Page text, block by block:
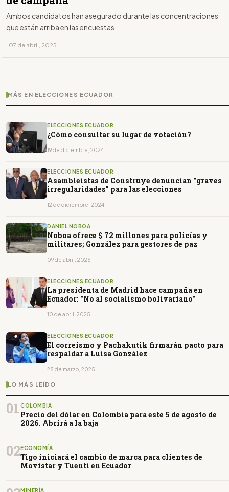
Ambos candidatos han asegurado durante las concentraciones
que están arriba en las encuestas
· 07 de abril, 2025
MÁS EN ELECCIONES ECUADOR
ELECCIONES ECUADOR
¿Cómo consultar su lugar de votación?
19 de diciembre, 2024
ELECCIONES ECUADOR
Asambleístas de Construye denuncian "graves
irregularidades" para las elecciones
12 de diciembre, 2024
DANIEL NOBOA
Noboa ofrece $ 72 millones para policías y
militares; González para gestores de paz
09 de abril, 2025
ELECCIONES ECUADOR
La presidenta de Madrid hace campaña en
Ecuador: "No al socialismo bolivariano"
10 de abril, 2025
ELECCIONES ECUADOR
El correísmo y Pachakutik firmarán pacto para
respaldar a Luisa González
28 de marzo, 2025
LO MÁS LEÍDO
01 COLOMBIA
Precio del dólar en Colombia para este 5 de agosto de
2026. Abrirá a la baja
02ECONOMÍA
Tigo iniciará el cambio de marca para clientes de
Movistar y Tuenti en Ecuador
MINERÍA